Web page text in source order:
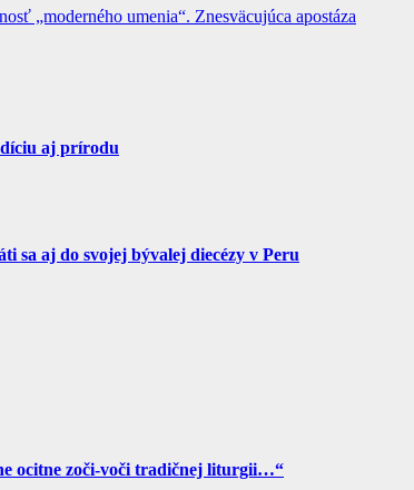
„moderného umenia“. Znesväcujúca apostáza
aj prírodu
sa aj do svojej bývalej diecézy v Peru
ocitne zoči-voči tradičnej liturgii…“